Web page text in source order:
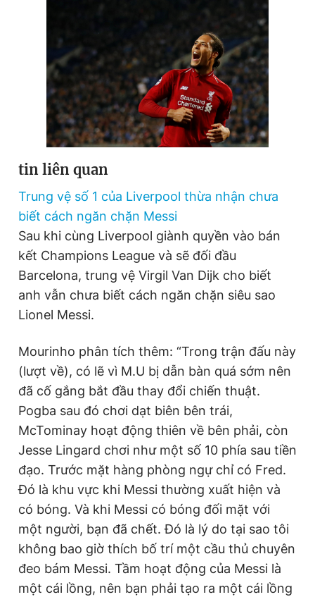
tin liên quan
Trung vệ số 1 của Liverpool thừa nhận chưa
biết cách ngăn chặn Messi
Sau khi cùng Liverpool giành quyền vào bán
kết Champions League và sẽ đối đầu
Barcelona, trung vệ Virgil Van Dijk cho biết
anh vẫn chưa biết cách ngăn chặn siêu sao
Lionel Messi.
Mourinho phân tích thêm: “Trong trận đấu này
(lượt về), có lẽ vì M.U bị dẫn bàn quá sớm nên
đã cố gắng bắt đầu thay đổi chiến thuật.
Pogba sau đó chơi dạt biên bên trái,
McTominay hoạt động thiên về bên phải, còn
Jesse Lingard chơi như một số 10 phía sau tiền
đạo. Trước mặt hàng phòng ngự chỉ có Fred.
Đó là khu vực khi Messi thường xuất hiện và
có bóng. Và khi Messi có bóng đối mặt với
một người, bạn đã chết. Đó là lý do tại sao tôi
không bao giờ thích bố trí một cầu thủ chuyên
đeo bám Messi. Tầm hoạt động của Messi là
một cái lồng, nên bạn phải tạo ra một cái lồng